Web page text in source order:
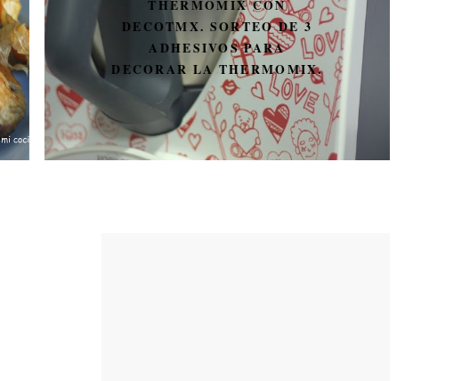
THERMOMIX CON
DECOTMX. SORTEO DE 3
ADHESIVOS PARA
DECORAR LA THERMOMIX.